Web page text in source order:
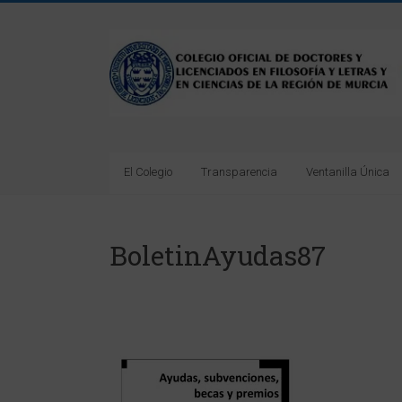
Colegio
Oficial
Doctores
en
Letras
El Colegio Transparencia Ventanilla Única
BoletinAyudas87